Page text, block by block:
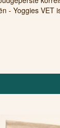
- Yoggies VET